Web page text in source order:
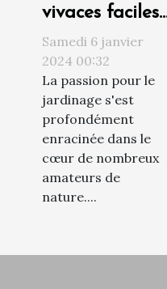
vivaces faciles
d'entretien
pour un jardin
fleuri toute
l'année
Samedi 6 janvier
2024 00:32
La passion pour le
jardinage s'est
profondément
enracinée dans le
cœur de nombreux
amateurs de
nature....